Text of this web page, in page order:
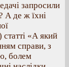
запросили
А де ж їхні
«А який
справи, з
болем